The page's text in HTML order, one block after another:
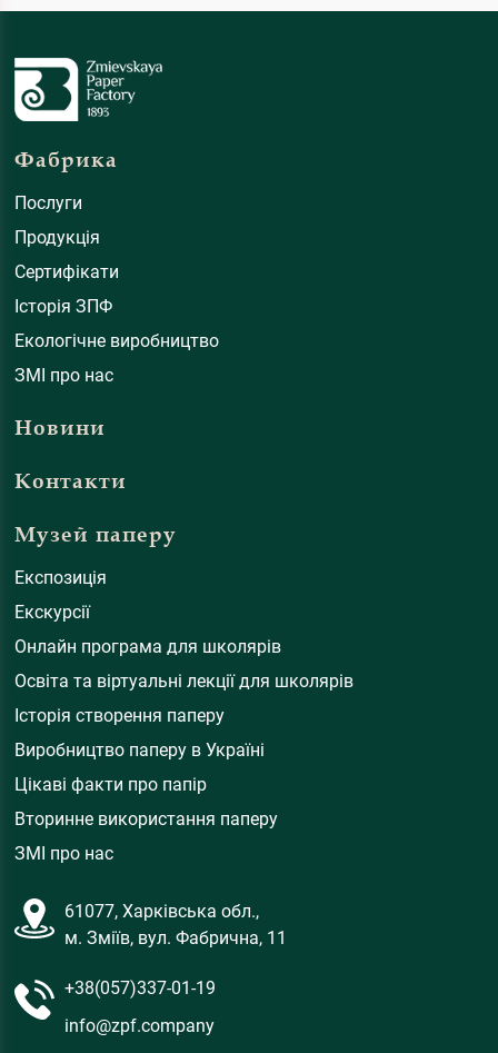
Фабрика
Послуги
Продукція
Сертифікати
Історія ЗПФ
Екологічне виробництво
ЗМІ про нас
Новини
Контакти
Музей паперу
Експозиція
Екскурсії
Онлайн програма для школярів
Освіта та віртуальні лекції для школярів
Історія створення паперу
Виробництво паперу в Україні
Цікаві факти про папір
Вторинне використання паперу
ЗМІ про нас
61077, Харківська обл.,
м. Зміїв, вул. Фабрична, 11
+38(057)337-01-19
info@zpf.company